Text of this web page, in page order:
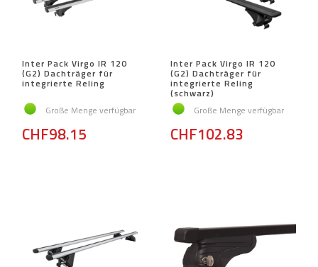
Inter Pack Virgo IR 120
(G2) Dachträger für
integrierte Reling
Große Menge verfügbar
CHF98.15
Inter Pack Virgo IR 120
(G2) Dachträger für
integrierte Reling
(schwarz)
Große Menge verfügbar
CHF102.83